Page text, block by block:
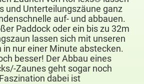
und Unterteilungszäune ganz
auf- und abbauen.
Paddock oder ein bis zu 32m
lassen sich mit unseren
in nur einer Minute abstecken.
besser! Der Abbau eines
Zaunes geht sogar noch
dabei ist